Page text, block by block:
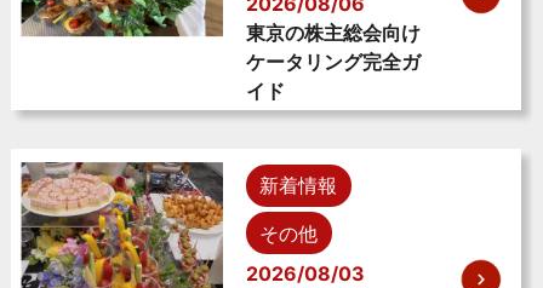
東京の株主総会向け
ケータリング完全ガ
イド
新着情報
その他
2026/08/03